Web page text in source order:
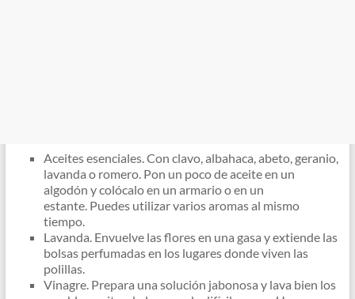
Aceites esenciales. Con clavo, albahaca, abeto, geranio,
lavanda o romero. Pon un poco de aceite en un
algodón y colócalo en un armario o en un
estante. Puedes utilizar varios aromas al mismo
tiempo.
Lavanda. Envuelve las flores en una gasa y extiende las
bolsas perfumadas en los lugares donde viven las
polillas.
Vinagre. Prepara una solución jabonosa y lava bien los